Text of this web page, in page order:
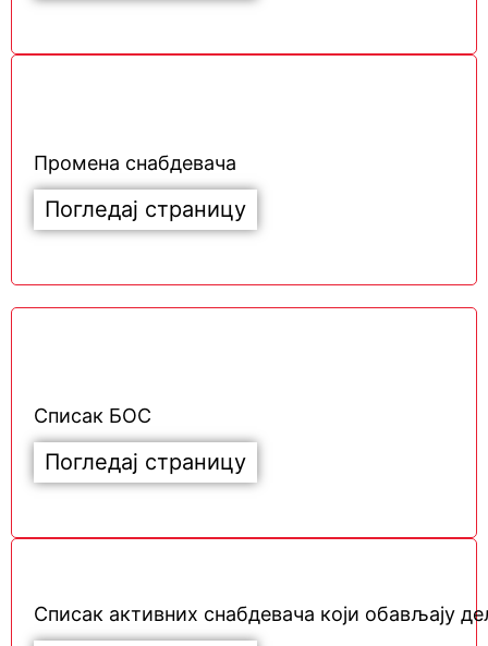
Промена снабдевача
Погледај страницу
Списак БОС
Погледај страницу
Списак активних снабдевача који обављају